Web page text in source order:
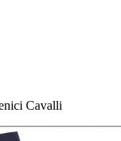
Cavalli